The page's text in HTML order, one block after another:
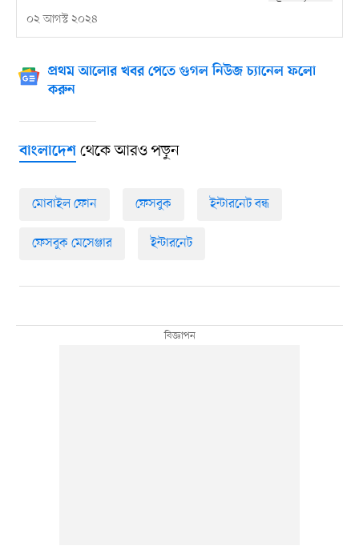
০২ আগস্ট ২০২৪
প্রথম আলোর খবর পেতে গুগল নিউজ চ্যানেল ফলো
করুন
বাংলাদেশথেকে আরও পড়ুন
মোবাইল ফোন ফেসবুক ইন্টারনেট বন্ধ
ফেসবুক মেসেঞ্জার ইন্টারনেট